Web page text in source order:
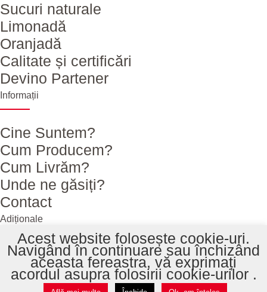
Sucuri naturale
Limonadă
Oranjadă
Calitate și certificări
Devino Partener
Informații
Cine Suntem?
Cum Producem?
Cum Livrăm?
Unde ne găsiți?
Contact
Adiționale
Copyright © 2020 - 2026 Profructta. Toate drepturile rezervate.
GDPR Termene și condiții
ANPC
Acest website folosește cookie-uri.
Navigând în continuare sau închizând
aceasta fereastra, vă exprimați
acordul asupra folosirii cookie-urilor .